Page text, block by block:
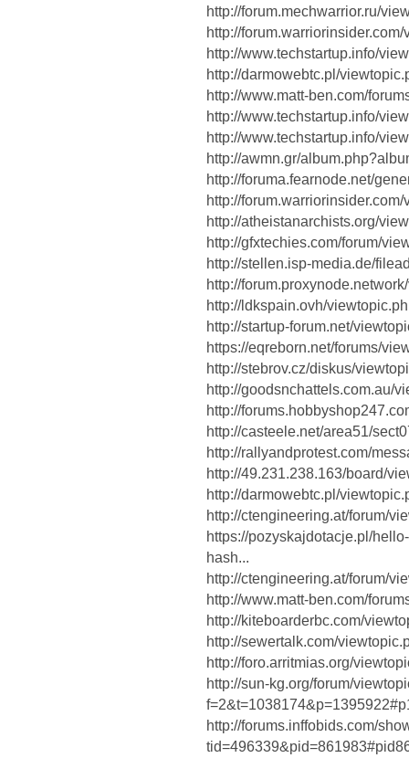
http://forum.mechwarrior.ru/
http://
http://www.techstartup.info/
http://darmowebtc.pl/
http://www.matt-ben.com/
http://www.techstartup.info/
http://www.techstartup.info/
http://awmn.gr/
http://foruma.fearnode.net/
http://
http://atheistanarchists.org/
http://gfxtechies.com/forum/
http://stellen.isp-media.de/
http://
http://ldkspain.ovh/
http://startup-forum.net/
https://eqreborn.net/forums/
http://stebrov.cz/diskus/
http://goodsnchattels.com.au/
http://
http://casteele.net/area51/
http://rallyandprotest.com/
http://49.231.238.163/board/
http://darmowebtc.pl/
http://ctengineering.at/forum/
https://pozyskajdotacje.pl/
hash...
http://ctengineering.at/forum/
http://www.matt-ben.com/
http://kiteboarderbc.com/
http://sewertalk.com/
http://foro.arritmias.org/
http://sun-kg.org/forum/
http://forums.inffobids.com/